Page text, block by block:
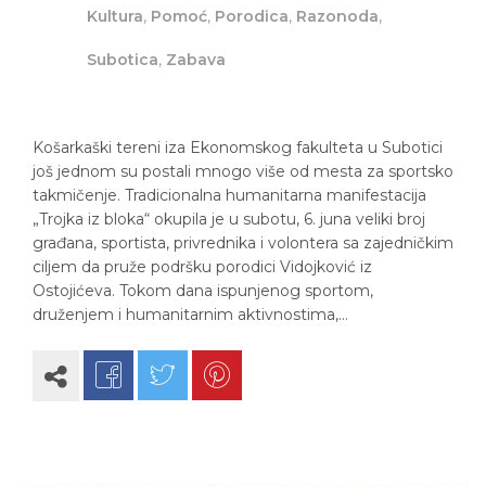
Kultura, Pomoć, Porodica, Razonoda,
Subotica, Zabava
Košarkaški tereni iza Ekonomskog fakulteta u Subotici
još jednom su postali mnogo više od mesta za sportsko
takmičenje. Tradicionalna humanitarna manifestacija
„Trojka iz bloka“ okupila je u subotu, 6. juna veliki broj
građana, sportista, privrednika i volontera sa zajedničkim
ciljem da pruže podršku porodici Vidojković iz
Ostojićeva. Tokom dana ispunjenog sportom,
druženjem i humanitarnim aktivnostima,…